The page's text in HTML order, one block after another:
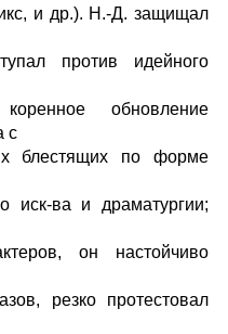
и др.). Н.-Д. защищал
против идейного
обновление
с
блестящих по форме
иск-ва и драматургии;
он настойчиво
резко протестовал